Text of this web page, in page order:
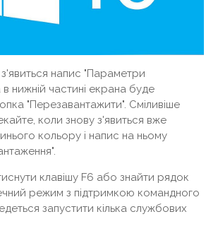
напис "Параметри
нижній частині екрана буде
"Перезавантажити". Сміливіше
коли знову з'явиться вже
кольору і напис на ньому
клавішу F6 або знайти рядок
режим з підтримкою командного
запустити кілька службових